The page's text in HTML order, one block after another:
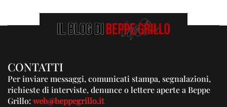
CONTATTI
Per inviare messaggi, comunicati stampa, segnalazioni,
richieste di interviste, denunce o lettere aperte a Beppe
Grillo:web@beppegrillo.it